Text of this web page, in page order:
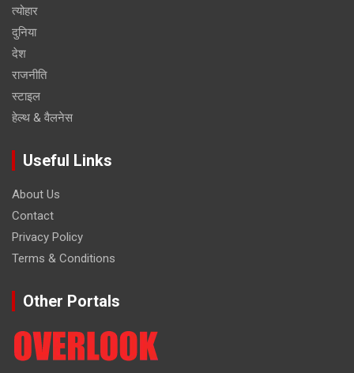
त्योहार
दुनिया
देश
राजनीति
स्टाइल
हेल्थ & वैलनेस
Useful Links
About Us
Contact
Privacy Policy
Terms & Conditions
Other Portals